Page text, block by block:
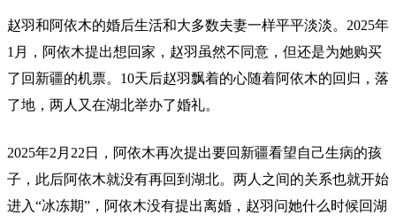
赵羽和阿依木的婚后生活和大多数夫妻一样平平淡淡。2025年
1月，阿依木提出想回家，赵羽虽然不同意，但还是为她购买
了回新疆的机票。10天后赵羽飘着的心随着阿依木的回归，落
了地，两人又在湖北举办了婚礼。
2025年2月22日，阿依木再次提出要回新疆看望自己生病的孩
子，此后阿依木就没有再回到湖北。两人之间的关系也就开始
进入“冰冻期”，阿依木没有提出离婚，赵羽问她什么时候回湖